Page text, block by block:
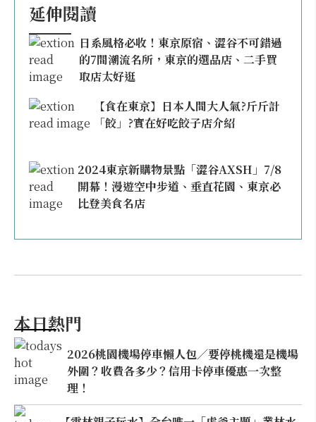
延伸閱讀
日系風格必收！東京原宿、澀谷不可錯過
的7間潮流名所，東京的選品店、二手買
取店太好逛
【食在東京】日本人間大人氣?斤斤計
「餃」?實在好吃餃子店介紹
2024東京新購物景點「澀谷AXSH」7/8
開幕！漫遊空中步道、垂直花園、東京必
比登美食名店
本日熱門
2026桃園機場停車懶人包／要停桃機還是機場
外圍？收費各多少？信用卡停車優惠一次整
理！